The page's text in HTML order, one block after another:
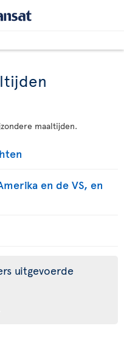
maaltijden.
en de VS, en
uitgevoerde